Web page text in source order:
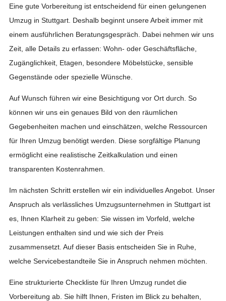
Eine gute Vorbereitung ist entscheidend für einen gelungenen
Umzug in Stuttgart. Deshalb beginnt unsere Arbeit immer mit
einem ausführlichen Beratungsgespräch. Dabei nehmen wir uns
Zeit, alle Details zu erfassen: Wohn- oder Geschäftsfläche,
Zugänglichkeit, Etagen, besondere Möbelstücke, sensible
Gegenstände oder spezielle Wünsche.
Auf Wunsch führen wir eine Besichtigung vor Ort durch. So
können wir uns ein genaues Bild von den räumlichen
Gegebenheiten machen und einschätzen, welche Ressourcen
für Ihren Umzug benötigt werden. Diese sorgfältige Planung
ermöglicht eine realistische Zeitkalkulation und einen
transparenten Kostenrahmen.
Im nächsten Schritt erstellen wir ein individuelles Angebot. Unser
Anspruch als verlässliches Umzugsunternehmen in Stuttgart ist
es, Ihnen Klarheit zu geben: Sie wissen im Vorfeld, welche
Leistungen enthalten sind und wie sich der Preis
zusammensetzt. Auf dieser Basis entscheiden Sie in Ruhe,
welche Servicebestandteile Sie in Anspruch nehmen möchten.
Eine strukturierte Checkliste für Ihren Umzug rundet die
Vorbereitung ab. Sie hilft Ihnen, Fristen im Blick zu behalten,